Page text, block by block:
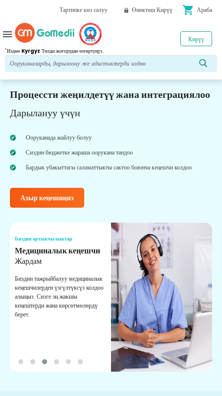
Тартипке көз салуу Өнөктөш Кирүү shopping_cart Араба
*Издөө Kyrgyz Тилди жогорудан өзгөртүңүз.
Кирүү
menu
Процессти жеңилдетүү жана интеграциялоо
Дарылануу үчүн
Ооруканада жайлуу болуу
Сиздин бюджетке жараша оорукана тандоо
Бардык убакыттагы саламаттыкты сактоо боюнча кеңешчи колдоо
Азыр кеңешиңиз
Биздин артыкчылыктар
Медициналык кеңешчи
Жардам
Биздин тажрыйбалуу медициналык
кеңешчилерден үзгүлтүксүз колдоо
алыңыз. Сизге эң жакшы
кеңештерди жана көрсөтмөлөрдү
берет.